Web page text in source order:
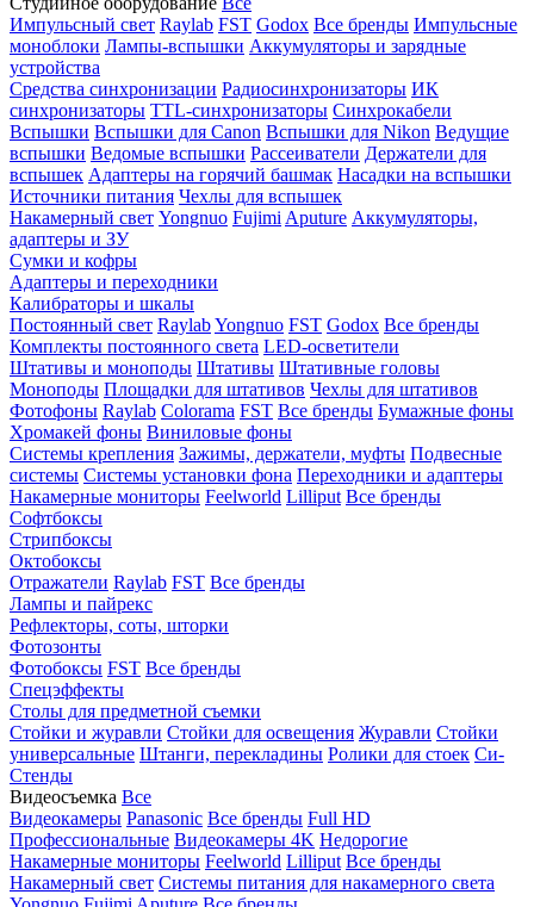
Импульсный свет Raylab FST Godox Все бренды Импульсные
моноблоки Лампы-вспышки Аккумуляторы и зарядные
устройства
Средства синхронизации Радиосинхронизаторы ИК
синхронизаторы TTL-синхронизаторы Синхрокабели
Вспышки Вспышки для Canon Вспышки для Nikon Ведущие
вспышки Ведомые вспышки Рассеиватели Держатели для
вспышек Адаптеры на горячий башмак Насадки на вспышки
Источники питания Чехлы для вспышек
Накамерный свет Yongnuo Fujimi Aputure Аккумуляторы,
адаптеры и ЗУ
Сумки и кофры
Адаптеры и переходники
Калибраторы и шкалы
Постоянный свет RaylabYongnuo FST Godox Все бренды
Комплекты постоянного света LED-осветители
Штативы и моноподы Штативы Штативные головы
Моноподы Площадки для штативов Чехлы для штативов
Фотофоны Raylab Colorama FST Все бренды Бумажные фоны
Хромакей фоны Виниловые фоны
Системы крепления Зажимы, держатели, муфты Подвесные
системы Системы установки фона Переходники и адаптеры
Накамерные мониторы Feelworld Lilliput Все бренды
Софтбоксы
Стрипбоксы
Октобоксы
Отражатели Raylab FST Все бренды
Лампы и пайрекс
Рефлекторы, соты, шторки
Фотозонты
Фотобоксы FST Все бренды
Спецэффекты
Столы для предметной съемки
Стойки и журавли Стойки для освещения Журавли Стойки
универсальные Штанги, перекладины Ролики для стоек Си-
Стенды
Видеосъемка Все
Видеокамеры Panasonic Все бренды Full HD
Профессиональные Видеокамеры 4K Недорогие
Накамерные мониторы Feelworld Lilliput Все бренды
Накамерный свет Системы питания для накамерного света